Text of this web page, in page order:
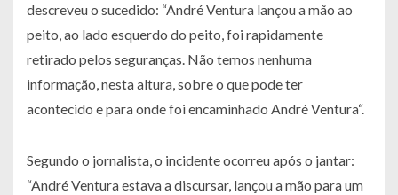
descreveu o sucedido: “André Ventura lançou a mão ao
peito, ao lado esquerdo do peito, foi rapidamente
retirado pelos seguranças. Não temos nenhuma
informação, nesta altura, sobre o que pode ter
acontecido e para onde foi encaminhado André Ventura“.
Segundo o jornalista, o incidente ocorreu após o jantar:
“André Ventura estava a discursar, lançou a mão para um